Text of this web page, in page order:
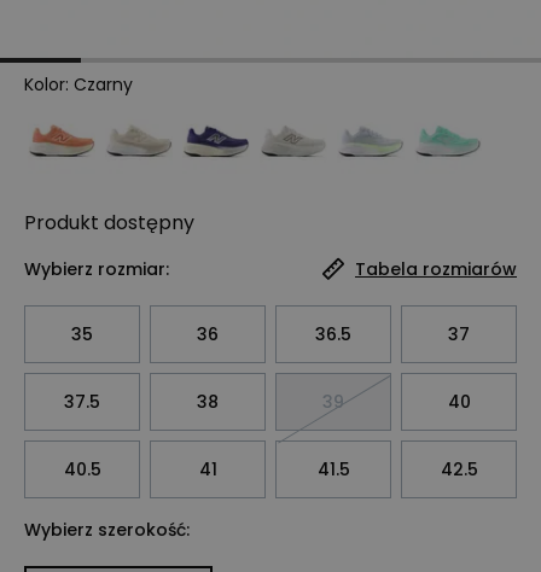
Kolor: Czarny
Produkt dostępny
Wybierz rozmiar: Tabela rozmiarów
35 36 36.5 37
37.5 38 39 40
40.5 41 41.5 42.5
Wybierz szerokość: